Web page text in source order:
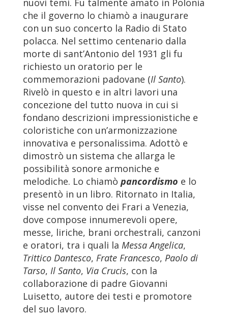
nuovi temi. Fu talmente amato in Polonia
che il governo lo chiamò a inaugurare
con un suo concerto la Radio di Stato
polacca. Nel settimo centenario dalla
morte di sant’Antonio del 1931 gli fu
richiesto un oratorio per le
commemorazioni padovane (Il Santo).
Rivelò in questo e in altri lavori una
concezione del tutto nuova in cui si
fondano descrizioni impressionistiche e
coloristiche con un’armonizzazione
innovativa e personalissima. Adottò e
dimostrò un sistema che allarga le
possibilità sonore armoniche e
melodiche. Lo chiamò pancordismo e lo
presentò in un libro. Ritornato in Italia,
visse nel convento dei Frari a Venezia,
dove compose innumerevoli opere,
messe, liriche, brani orchestrali, canzoni
e oratori, tra i quali la Messa Angelica,
Trittico Dantesco, Frate Francesco, Paolo di
Tarso, Il Santo, Via Crucis, con la
collaborazione di padre Giovanni
Luisetto, autore dei testi e promotore
del suo lavoro.